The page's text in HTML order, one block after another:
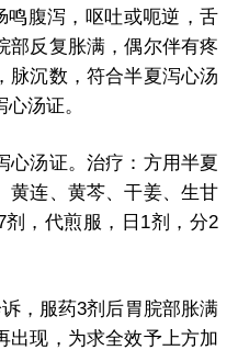
腹泻，呕吐或呃逆，舌
部反复胀满，偶尔伴有疼
脉沉数，符合半夏泻心汤
汤证。
汤证。治疗：方用半夏
黄连、黄芩、干姜、生甘
，代煎服，日1剂，分2
服药3剂后胃脘部胀满
出现，为求全效予上方加